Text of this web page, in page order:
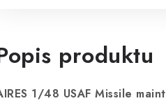
produktu
1/48 USAF Missile